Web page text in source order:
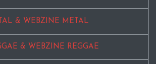
& WEBZINE METAL
& WEBZINE REGGAE